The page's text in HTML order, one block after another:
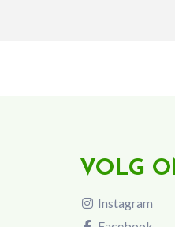
VOLG
Instagram